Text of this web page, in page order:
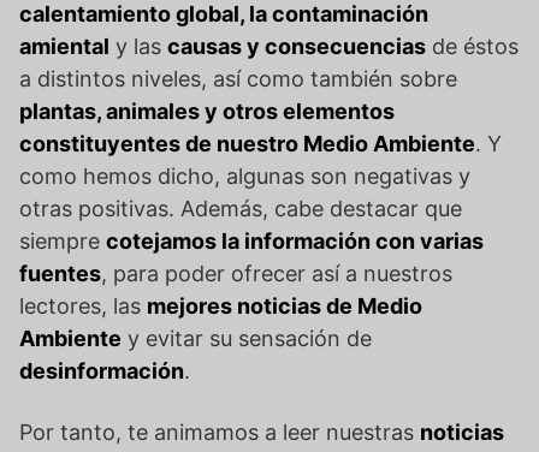
calentamiento global, la contaminación
amiental y las causas y consecuencias de éstos
a distintos niveles, así como también sobre
plantas, animales y otros elementos
constituyentes de nuestro Medio Ambiente. Y
como hemos dicho, algunas son negativas y
otras positivas. Además, cabe destacar que
siempre cotejamos la información con varias
fuentes, para poder ofrecer así a nuestros
lectores, las mejores noticias de Medio
Ambiente y evitar su sensación de
desinformación.
Por tanto, te animamos a leer nuestras noticias